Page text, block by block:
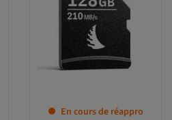
En cours de réappro